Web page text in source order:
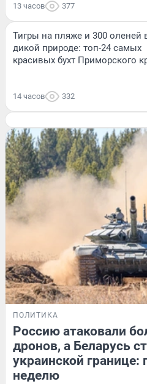
13 часов 377
Тигры на пляже и 300 оленей
дикой природе: топ-24 самых
красивых бухт Приморского
14 часов 332
ПОЛИТИКА
Россию атаковали
дронов, а Беларусь
украинской границе:
неделю